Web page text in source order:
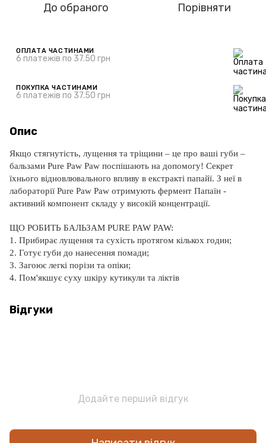
До обраного Порівняти
ОПЛАТА ЧАСТИНАМИ
6 платежів по 37.50 грн
ПОКУПКА ЧАСТИНАМИ
6 платежів по 37.50 грн
Опис
Якщо стягнутість, лущення та тріщини – це про ваші губи –
бальзами Pure Paw Paw поспішають на допомогу! Секрет
їхнього відновлювального впливу в екстракті папайї. З неї в
лабораторії Pure Paw Paw отримують фермент Папаїн -
активний компонент складу у високій концентрації.
ЩО РОБИТЬ БАЛЬЗАМ PURE PAW PAW:
1. Прибирає лущення та сухість протягом кількох годин;
2. Готує губи до нанесення помади;
3. Загоює легкі порізи та опіки;
4. Пом'якшує суху шкіру кутикули та ліктів
Відгуки
Додайте перший відгук